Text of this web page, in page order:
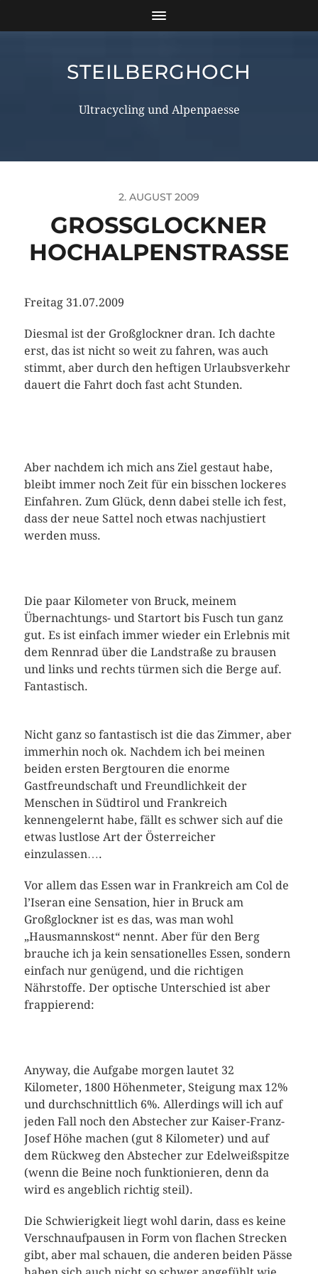
STEILBERGHOCH
Ultracycling und Alpenpaesse
2. AUGUST 2009
GROSSGLOCKNER H
OCHALPENSTRASSE
Freitag 31.07.2009
Diesmal ist der Großglockner dran. Ich dachte
erst, das ist nicht so weit zu fahren, was auch
stimmt, aber durch den heftigen Urlaubsverkehr
dauert die Fahrt doch fast acht Stunden.
Aber nachdem ich mich ans Ziel gestaut habe,
bleibt immer noch Zeit für ein bisschen lockeres
Einfahren. Zum Glück, denn dabei stelle ich fest,
dass der neue Sattel noch etwas nachjustiert
werden muss.
Die paar Kilometer von Bruck, meinem
Übernachtungs- und Startort bis Fusch tun ganz
gut. Es ist einfach immer wieder ein Erlebnis mit
dem Rennrad über die Landstraße zu brausen
und links und rechts türmen sich die Berge auf.
Fantastisch.
Nicht ganz so fantastisch ist die das Zimmer, aber
immerhin noch ok. Nachdem ich bei meinen
beiden ersten Bergtouren die enorme
Gastfreundschaft und Freundlichkeit der
Menschen in Südtirol und Frankreich
kennengelernt habe, fällt es schwer sich auf die
etwas lustlose Art der Österreicher
einzulassen….
Vor allem das Essen war in Frankreich am Col de
l’Iseran eine Sensation, hier in Bruck am
Großglockner ist es das, was man wohl
„Hausmannskost“ nennt. Aber für den Berg
brauche ich ja kein sensationelles Essen, sondern
einfach nur genügend, und die richtigen
Nährstoffe. Der optische Unterschied ist aber
frappierend:
Anyway, die Aufgabe morgen lautet 32
Kilometer, 1800 Höhenmeter, Steigung max 12%
und durchschnittlich 6%. Allerdings will ich auf
jeden Fall noch den Abstecher zur Kaiser-Franz-
Josef Höhe machen (gut 8 Kilometer) und auf
dem Rückweg den Abstecher zur Edelweißspitze
(wenn die Beine noch funktionieren, denn da
wird es angeblich richtig steil).
Die Schwierigkeit liegt wohl darin, dass es keine
Verschnaufpausen in Form von flachen Strecken
gibt, aber mal schauen, die anderen beiden Pässe